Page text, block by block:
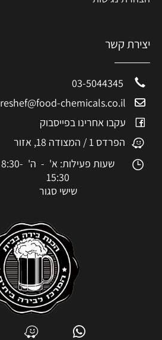
יצירת קשר
reshef@food-chemicals.co.il
עקבו אחרינו בפייסבוק
הפרדס 1 / המצודה 18, אזור
שעות פעילות: א' - ה' 8:30-
15:30
שישי סגור